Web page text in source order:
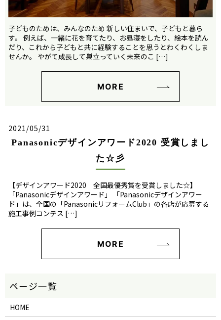
子どものためは、みんなのため 新しい住まいで、子どもと暮ら
す。 例えば、一緒に花を育てたり、お昼寝をしたり、絵本を読ん
だり、これから子どもと共に経験することを思うとわくわくしま
せんか。 やがて成長して巣立っていく未来のこ […]
MORE
2021/05/31
Panasonicデザインアワード2020 受賞しまし
た☆彡
【デザインアワード2020 全国最優秀賞を受賞しました☆】
「Panasonicデザインアワード」 「Panasonicデザインアワー
ド」は、全国の「PanasonicリフォームClub」の各店が応募する
施工事例コンテス […]
MORE
HOME